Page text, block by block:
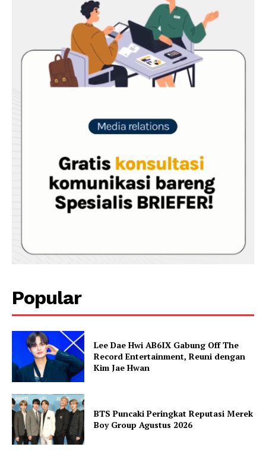
Popular
Lee Dae Hwi AB6IX Gabung Off The
Record Entertainment, Reuni dengan
Kim Jae Hwan
BTS Puncaki Peringkat Reputasi Merek
Boy Group Agustus 2026